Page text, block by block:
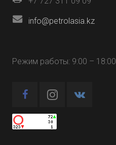
info@petrolasia.kz
Режим работы: 9:00 – 18:00